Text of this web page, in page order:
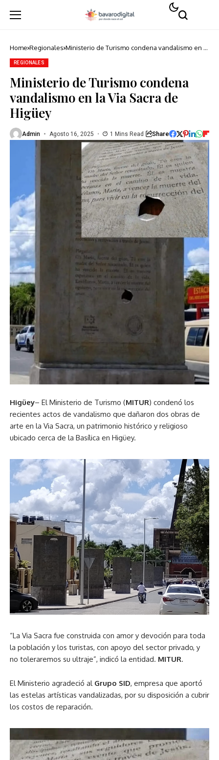
Home Regionales Ministerio de Turismo condena vandalismo en la
REGIONALES
Ministerio de Turismo condena
vandalismo en la Via Sacra de
Higüey
Admin Agosto 16, 2025 1 Mins Read Share
Higüey– El Ministerio de Turismo (MITUR) condenó los
recientes actos de vandalismo que dañaron dos obras de
arte en la Via Sacra, un patrimonio histórico y religioso
ubicado cerca de la Basílica en Higüey.
“La Via Sacra fue construida con amor y devoción para toda
la población y los turistas, con apoyo del sector privado, y
no toleraremos su ultraje”, indicó la entidad. MITUR.
El Ministerio agradeció al Grupo SID, empresa que aportó
las estelas artísticas vandalizadas, por su disposición a cubrir
los costos de reparación.